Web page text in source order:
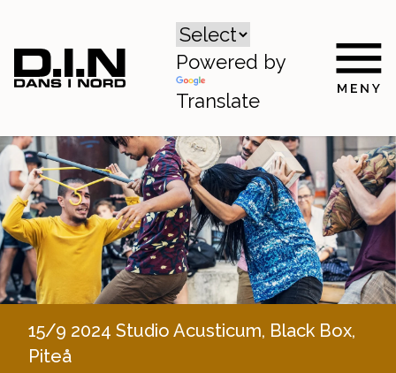
Powered by
Translate
15/9 2024 Studio Acusticum, Black Box,
Piteå